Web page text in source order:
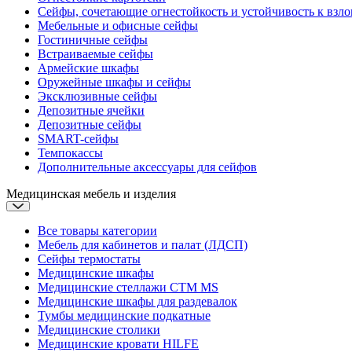
Сейфы, сочетающие огнестойкость и устойчивость к
Мебельные и офисные сейфы
Гостиничные сейфы
Встраиваемые сейфы
Армейские шкафы
Оружейные шкафы и сейфы
Эксклюзивные сейфы
Депозитные ячейки
Депозитные сейфы
SMART-сейфы
Темпокассы
Дополнительные аксессуары для сейфов
Медицинская мебель и изделия
Все товары категории
Мебель для кабинетов и палат (ЛДСП)
Сейфы термостаты
Медицинские шкафы
Медицинские стеллажи CTM MS
Медицинские шкафы для раздевалок
Тумбы медицинские подкатные
Медицинские столики
Медицинские кровати HILFE